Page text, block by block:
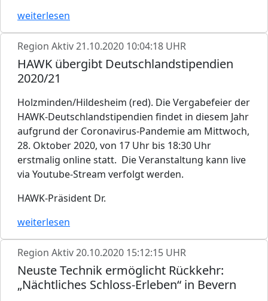
weiterlesen
Region Aktiv21.10.2020 10:04:18 UHR
HAWK übergibt Deutschlandstipendien
2020/21
Holzminden/Hildesheim (red). Die Vergabefeier der
HAWK-Deutschlandstipendien findet in diesem Jahr
aufgrund der Coronavirus-Pandemie am Mittwoch,
28. Oktober 2020, von 17 Uhr bis 18:30 Uhr
erstmalig online statt. Die Veranstaltung kann live
via Youtube-Stream verfolgt werden.
HAWK-Präsident Dr.
weiterlesen
Region Aktiv20.10.2020 15:12:15 UHR
Neuste Technik ermöglicht Rückkehr:
„Nächtliches Schloss-Erleben“ in Bevern